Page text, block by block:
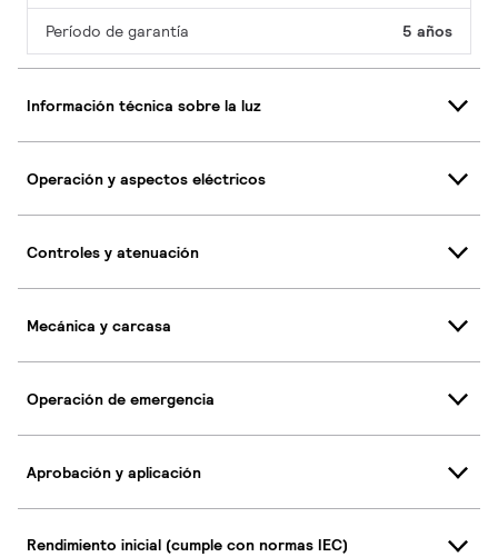
Período de garantía 5 años
Información técnica sobre la luz
Operación y aspectos eléctricos
Controles y atenuación
Mecánica y carcasa
Operación de emergencia
Aprobación y aplicación
Rendimiento inicial (cumple con normas IEC)